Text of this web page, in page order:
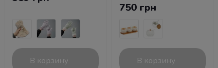
В корзину
750 грн
В корзину